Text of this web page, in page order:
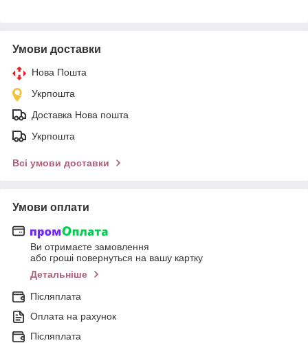
Умови доставки
Нова Пошта
Укрпошта
Доставка Нова пошта
Укрпошта
Всі умови доставки
Умови оплати
Ви отримаєте замовлення
або гроші повернуться на вашу картку
Детальніше
Післяплата
Оплата на рахунок
Післяплата